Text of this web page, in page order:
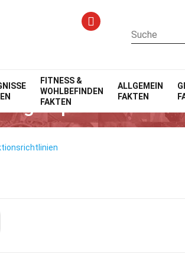
FITNESS &
WOHLBEFINDEN
FAKTEN
ALLGEMEIN
FAKTEN